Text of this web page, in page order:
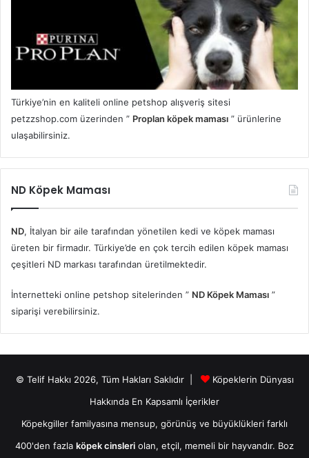
Türkiye’nin en kaliteli online petshop alışveriş sitesi
petzzshop.com üzerinden ” Proplan köpek maması ” ürünlerine
ulaşabilirsiniz.
ND Köpek Maması
ND, İtalyan bir aile tarafından yönetilen kedi ve köpek maması
üreten bir firmadır. Türkiye’de en çok tercih edilen köpek maması
çeşitleri ND markası tarafından üretilmektedir.
İnternetteki online petshop sitelerinden ” ND Köpek Maması ”
siparişi verebilirsiniz.
© Telif Hakkı 2026, Tüm Hakları Saklıdır |
Köpeklerin Dünyası
Hakkında En Kapsamlı İçerikler
Köpekgiller familyasına mensup, görünüş ve büyüklükleri farklı
400'den fazla köpek cinsleri olan, etçil, memeli bir hayvandır. Boz